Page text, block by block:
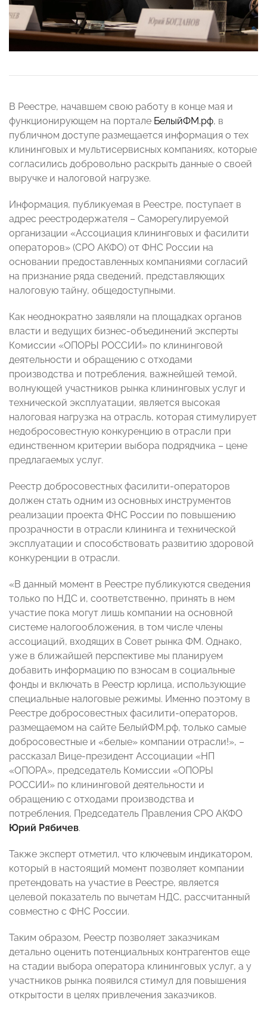
В Реестре, начавшем свою работу в конце мая и
функционирующем на портале БелыйФМ.рф, в
публичном доступе размещается информация о тех
клининговых и мультисервисных компаниях, которые
согласились добровольно раскрыть данные о своей
выручке и налоговой нагрузке.
Информация, публикуемая в Реестре, поступает в
адрес реестродержателя – Саморегулируемой
организации «Ассоциация клининговых и фасилити
операторов» (СРО АКФО) от ФНС России на
основании предоставленных компаниями согласий
на признание ряда сведений, представляющих
налоговую тайну, общедоступными.
Как неоднократно заявляли на площадках органов
власти и ведущих бизнес-объединений эксперты
Комиссии «ОПОРЫ РОССИИ» по клининговой
деятельности и обращению с отходами
производства и потребления, важнейшей темой,
волнующей участников рынка клининговых услуг и
технической эксплуатации, является высокая
налоговая нагрузка на отрасль, которая стимулирует
недобросовестную конкуренцию в отрасли при
единственном критерии выбора подрядчика – цене
предлагаемых услуг.
Реестр добросовестных фасилити-операторов
должен стать одним из основных инструментов
реализации проекта ФНС России по повышению
прозрачности в отрасли клининга и технической
эксплуатации и способствовать развитию здоровой
конкуренции в отрасли.
«В данный момент в Реестре публикуются сведения
только по НДС и, соответственно, принять в нем
участие пока могут лишь компании на основной
системе налогообложения, в том числе члены
ассоциаций, входящих в Совет рынка ФМ. Однако,
уже в ближайшей перспективе мы планируем
добавить информацию по взносам в социальные
фонды и включать в Реестр юрлица, использующие
специальные налоговые режимы. Именно поэтому в
Реестре добросовестных фасилити-операторов,
размещаемом на сайте БелыйФМ.рф, только самые
добросовестные и «белые» компании отрасли!», –
рассказал Вице-президент Ассоциации «НП
«ОПОРА», председатель Комиссии «ОПОРЫ
РОССИИ» по клининговой деятельности и
обращению с отходами производства и
потребления, Председатель Правления СРО АКФО
Юрий Рябичев.
Также эксперт отметил, что ключевым индикатором,
который в настоящий момент позволяет компании
претендовать на участие в Реестре, является
целевой показатель по вычетам НДС, рассчитанный
совместно с ФНС России.
Таким образом, Реестр позволяет заказчикам
детально оценить потенциальных контрагентов еще
на стадии выбора оператора клининговых услуг, а у
участников рынка появился стимул для повышения
открытости в целях привлечения заказчиков.